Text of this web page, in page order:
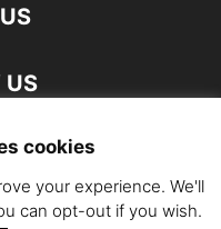
US
cookies
your experience. We'll
can opt-out if you wish.